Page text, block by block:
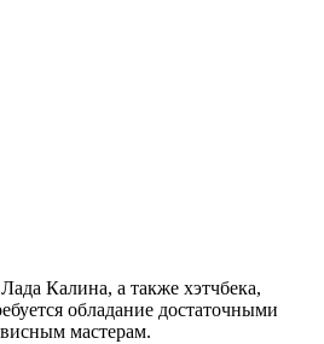
Калина, а также хэтчбека,
обладание достаточными
мастерам.